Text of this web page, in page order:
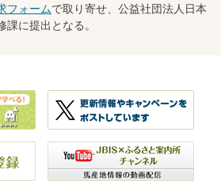
フォームで取り寄せ、公益社団法人日本
に提出となる。